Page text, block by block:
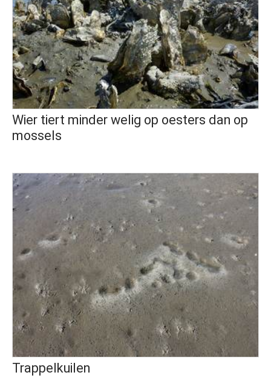
Wier tiert minder welig op oesters dan op
mossels
Trappelkuilen